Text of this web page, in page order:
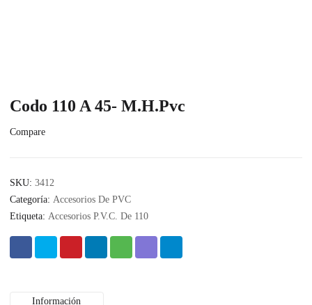
Codo 110 A 45- M.H.Pvc
Compare
SKU: 3412
Categoría: Accesorios De PVC
Etiqueta: Accesorios P.V.C. De 110
Información